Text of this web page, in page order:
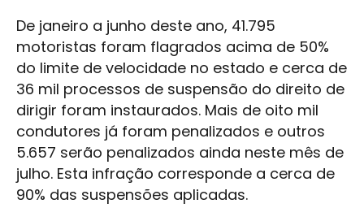
De janeiro a junho deste ano, 41.795
motoristas foram flagrados acima de 50%
do limite de velocidade no estado e cerca de
36 mil processos de suspensão do direito de
dirigir foram instaurados. Mais de oito mil
condutores já foram penalizados e outros
5.657 serão penalizados ainda neste mês de
julho. Esta infração corresponde a cerca de
90% das suspensões aplicadas.